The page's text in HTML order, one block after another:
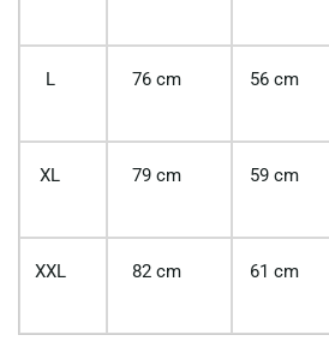
L 76 cm 56 cm
XL 79 cm 59 cm
XXL 82 cm 61 cm